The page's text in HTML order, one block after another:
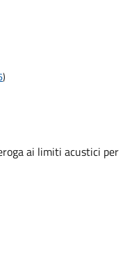
)
ai limiti acustici per